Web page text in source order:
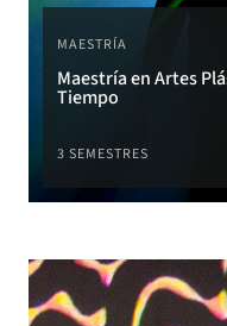
MAESTRÍA
Maestría en Artes
Tiempo
3 SEMESTRES